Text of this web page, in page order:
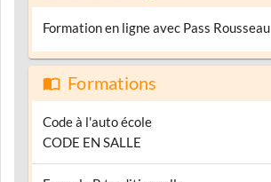
Formation en ligne avec Pass Rousseau
Formations
Code à l'auto école
CODE EN SALLE